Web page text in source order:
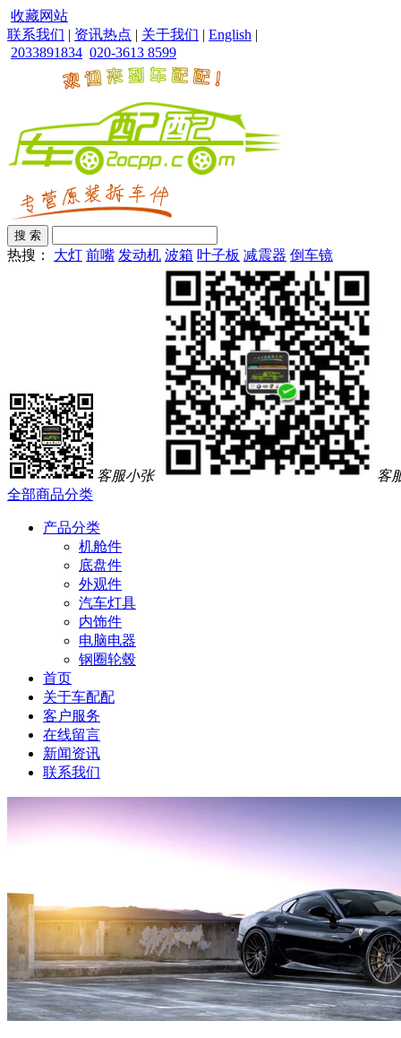
收藏网站
联系我们 | 资讯热点 | 关于我们 | English |
2033891834 020-3613 8599
热搜： 大灯 前嘴 发动机 波箱 叶子板 减震器 倒车镜
客服小张
客
全部商品分类
产品分类
机舱件
底盘件
外观件
汽车灯具
内饰件
电脑电器
钢圈轮毂
首页
关于车配配
客户服务
在线留言
新闻资讯
联系我们